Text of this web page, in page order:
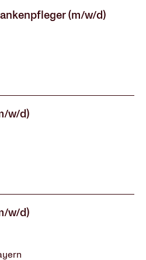
(m/w/d)
w/d)
w/d)